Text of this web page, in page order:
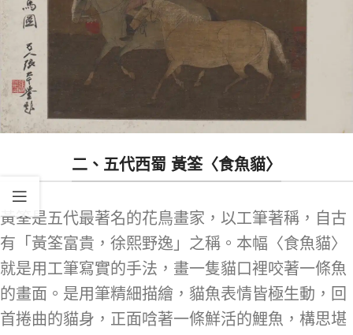
二、五代西蜀 黃筌〈食魚貓〉
黃筌是五代最著名的花鳥畫家，以工筆著稱，自古
有「黃筌富貴，徐熙野逸」之稱。本幅〈食魚貓〉
就是用工筆寫實的手法，畫一隻貓口裡咬著一條魚
的畫面。是用筆精細描繪，貓魚表情皆極生動，回
首捲曲的貓身，正面唅著一條鮮活的鯉魚，構思堪